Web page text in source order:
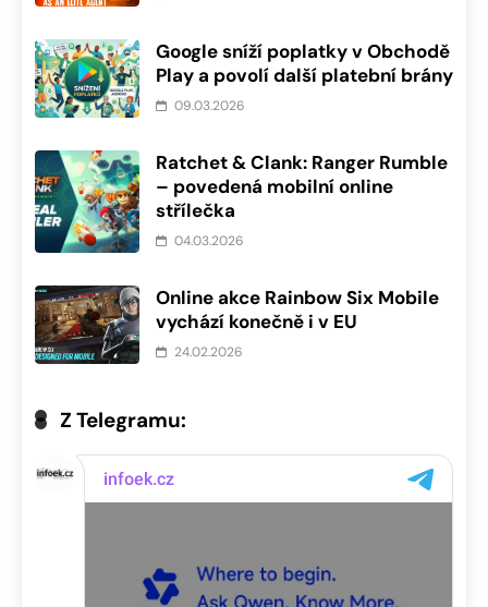
Google sníží poplatky v Obchodě
Play a povolí další platební brány
09.03.2026
Ratchet & Clank: Ranger Rumble
– povedená mobilní online
střílečka
04.03.2026
Online akce Rainbow Six Mobile
vychází konečně i v EU
24.02.2026
Z Telegramu: